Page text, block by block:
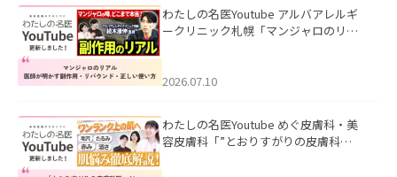
わたしの名医Youtube アルバアレルギ
ークリニック札幌「マンジャロのリア
た。
2026.07.10
わたしの名医Youtube めぐ皮膚科・美
容皮膚科「”とおりすがりの皮膚科